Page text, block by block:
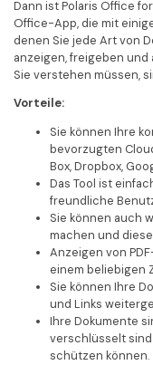
Dann ist Polaris Office
Office-App, die mit
denen Sie jede Art von
anzeigen, freigeben und
Sie verstehen müssen,
Vorteile:
Sie können Ihre
bevorzugten
Box, Dropbox,
Das Tool ist
freundliche
Sie können auch
machen und
Anzeigen von
einem beliebigen
Sie können Ihre
und Links
Ihre Dokumente
verschlüsselt sind
schützen können.